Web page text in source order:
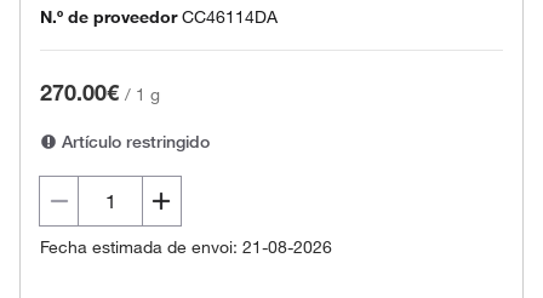
N.º de proveedor CC46114DA
270.00€ / 1 g
Artículo restringido
Fecha estimada de envoi: 21-08-2026